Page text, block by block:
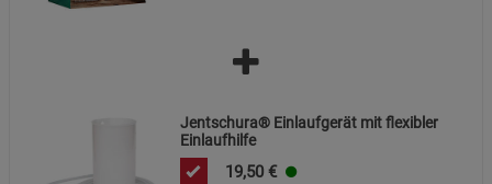
Jentschura® Einlaufgerät mit flexibler
Einlaufhilfe
19,50 €
Marketing Cookies (3)
Cookie-Informationen
Datenschutzerklärung Impressum